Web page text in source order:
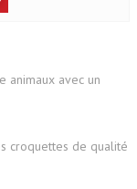
animaux avec un
croquettes de qualité